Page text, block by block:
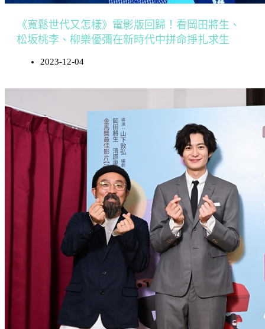
《寬鬆世代又怎樣》電影版回歸！看岡田將生、
松坂桃李、柳樂優彌在新時代中拼命掙扎求生
2023-12-04